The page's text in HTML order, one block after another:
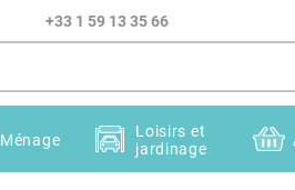
+33 1 59 13 35 66
Ménage
Loisirs et
jardinage